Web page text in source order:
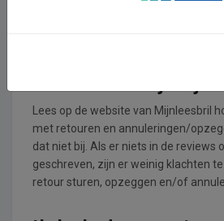
Lees op de website van Mijnleesbril
met retouren en annuleringen/
dat niet bij. Als er niets in de reviews
geschreven, zijn er weinig klachten
retour sturen, opzeggen en/of